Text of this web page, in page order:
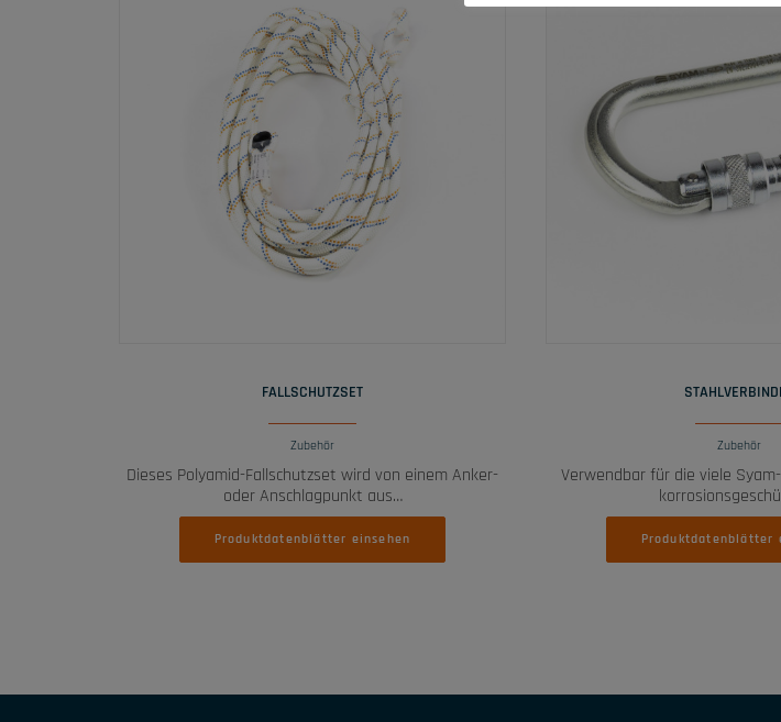
FALLSCHUTZSET
Zubehör
Dieses Polyamid-Fallschutzset wird von einem Anker-
oder Anschlagpunkt aus…
Produktdatenblätter einsehen
Zubehör
Verwendbar für die viele
Produktdatenblätter